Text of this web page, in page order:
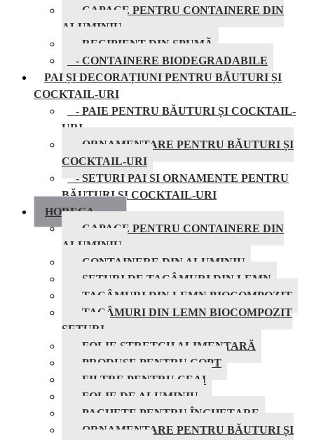
- CAPACE PENTRU CONTAINERE DIN
ALUMINIU
- RECIPIENT DIN SPUMĂ
- CONTAINERE BIODEGRADABILE
PAI ȘI DECORAȚIUNI PENTRU BĂUTURI ȘI
COCKTAIL-URI
- PAIE PENTRU BĂUTURI ȘI COCKTAIL-
URI
- ORNAMENTARE PENTRU BĂUTURI ȘI
COCKTAIL-URI
- SETURI PAI SI ORNAMENTE PENTRU
BĂUTURI ȘI COCKTAIL-URI
HORECA
- CAPACE PENTRU CONTAINERE DIN
ALUMINIU
- CONTAINERE DIN ALUMINIU
- SETURI DE TACÂMURI DIN LEMN
- TACÂMURI DIN LEMN BIOCOMPOZIT
- TACÂMURI DIN LEMN BIOCOMPOZIT
SETURI
- FOLIE STRETCH ALIMENTARĂ
- PRODUSE PENTRU COPT
- FILTRE PENTRU CEAI
- FOLIE DE ALUMINIU
- PACHETE PENTRU ÎNGHEȚARE
- ORNAMENTARE PENTRU BĂUTURI ȘI